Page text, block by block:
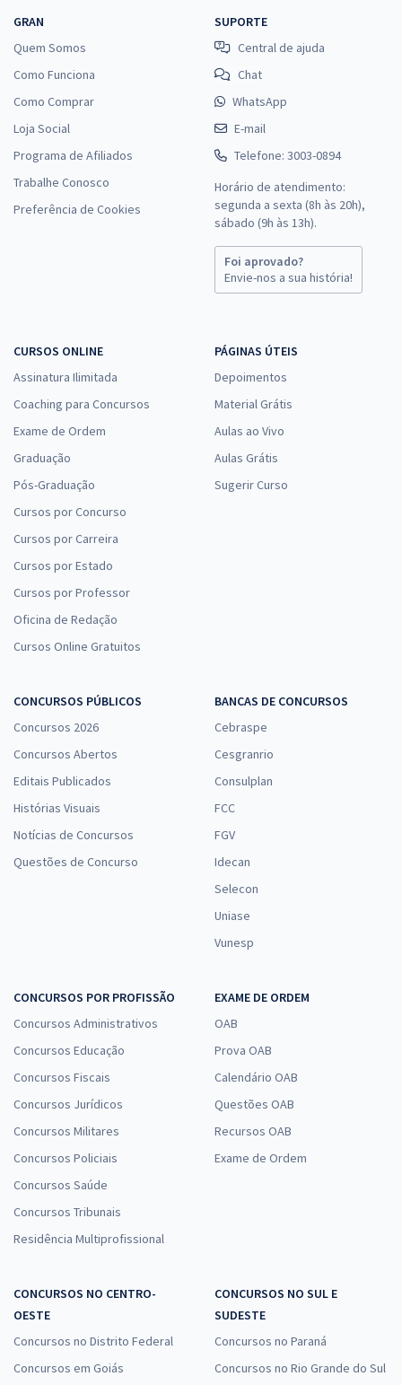
GRAN
Quem Somos
Como Funciona
Como Comprar
Loja Social
Programa de Afiliados
Trabalhe Conosco
Preferência de Cookies
SUPORTE
Central de ajuda
Chat
WhatsApp
E-mail
Telefone: 3003-0894
Horário de atendimento:
segunda a sexta (8h às 20h),
sábado (9h às 13h).
Foi aprovado?
Envie-nos a sua história!
CURSOS ONLINE
Assinatura Ilimitada
Coaching para Concursos
Exame de Ordem
Graduação
Pós-Graduação
Cursos por Concurso
Cursos por Carreira
Cursos por Estado
Cursos por Professor
Oficina de Redação
Cursos Online Gratuitos
PÁGINAS ÚTEIS
Depoimentos
Material Grátis
Aulas ao Vivo
Aulas Grátis
Sugerir Curso
CONCURSOS PÚBLICOS
Concursos 2026
Concursos Abertos
Editais Publicados
Histórias Visuais
Notícias de Concursos
Questões de Concurso
BANCAS DE CONCURSOS
Cebraspe
Cesgranrio
Consulplan
FCC
FGV
Idecan
Selecon
Uniase
Vunesp
CONCURSOS POR PROFISSÃO
Concursos Administrativos
Concursos Educação
Concursos Fiscais
Concursos Jurídicos
Concursos Militares
Concursos Policiais
Concursos Saúde
Concursos Tribunais
Residência Multiprofissional
EXAME DE ORDEM
OAB
Prova OAB
Calendário OAB
Questões OAB
Recursos OAB
Exame de Ordem
CONCURSOS NO CENTRO-
OESTE
Concursos no Distrito Federal
Concursos em Goiás
CONCURSOS NO SUL E
SUDESTE
Concursos no Paraná
Concursos no Rio Grande do Sul